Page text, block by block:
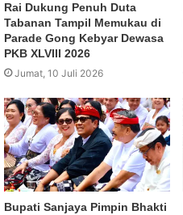
Rai Dukung Penuh Duta
Tabanan Tampil Memukau di
Parade Gong Kebyar Dewasa
PKB XLVIII 2026
Jumat, 10 Juli 2026
Bupati Sanjaya Pimpin Bhakti